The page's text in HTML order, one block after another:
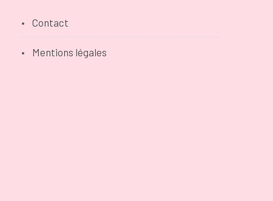
Contact
Mentions légales